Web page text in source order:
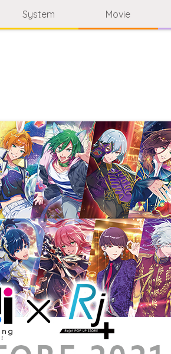
System Movie